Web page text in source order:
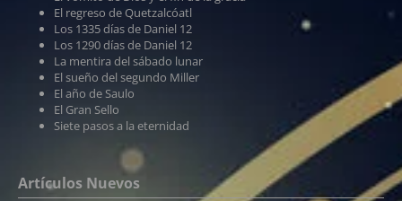
El regreso de Quetzalcóatl
Los 1335 días de Daniel 12
Los 1290 días de Daniel 12
La mentira del sábado lunar
El sueño del segundo Miller
El año de Saulo
El Gran Sello
Siete pasos a la eternidad
Artículos Nuevos